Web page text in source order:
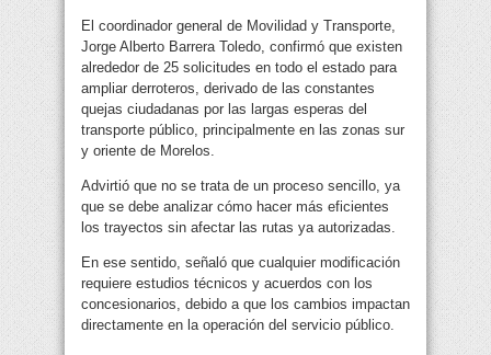
El coordinador general de Movilidad y Transporte,
Jorge Alberto Barrera Toledo, confirmó que existen
alrededor de 25 solicitudes en todo el estado para
ampliar derroteros, derivado de las constantes
quejas ciudadanas por las largas esperas del
transporte público, principalmente en las zonas sur
y oriente de Morelos.
Advirtió que no se trata de un proceso sencillo, ya
que se debe analizar cómo hacer más eficientes
los trayectos sin afectar las rutas ya autorizadas.
En ese sentido, señaló que cualquier modificación
requiere estudios técnicos y acuerdos con los
concesionarios, debido a que los cambios impactan
directamente en la operación del servicio público.